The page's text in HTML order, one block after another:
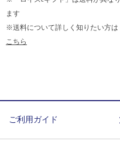
ます
※送料について詳しく知りたい方は
こちら
ご利用ガイド